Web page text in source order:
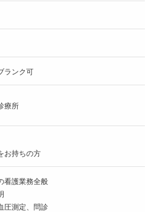
ランク可
療所
お持ちの方
看護業務全般
圧測定、問診